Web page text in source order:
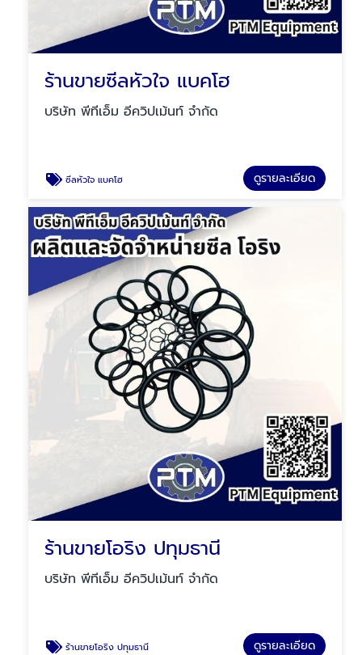
ร้านขายซีลหัวใจ แบคโฮ
บริษัท พีทีเอ็ม อีควิปเม้นท์ จำกัด
ซีลหัวใจ แบคโฮ ดูรายละเอียด
ร้านขายโอริง ปทุมธานี
บริษัท พีทีเอ็ม อีควิปเม้นท์ จำกัด
ร้านขายโอริง ปทุมธานี ดูรายละเอียด